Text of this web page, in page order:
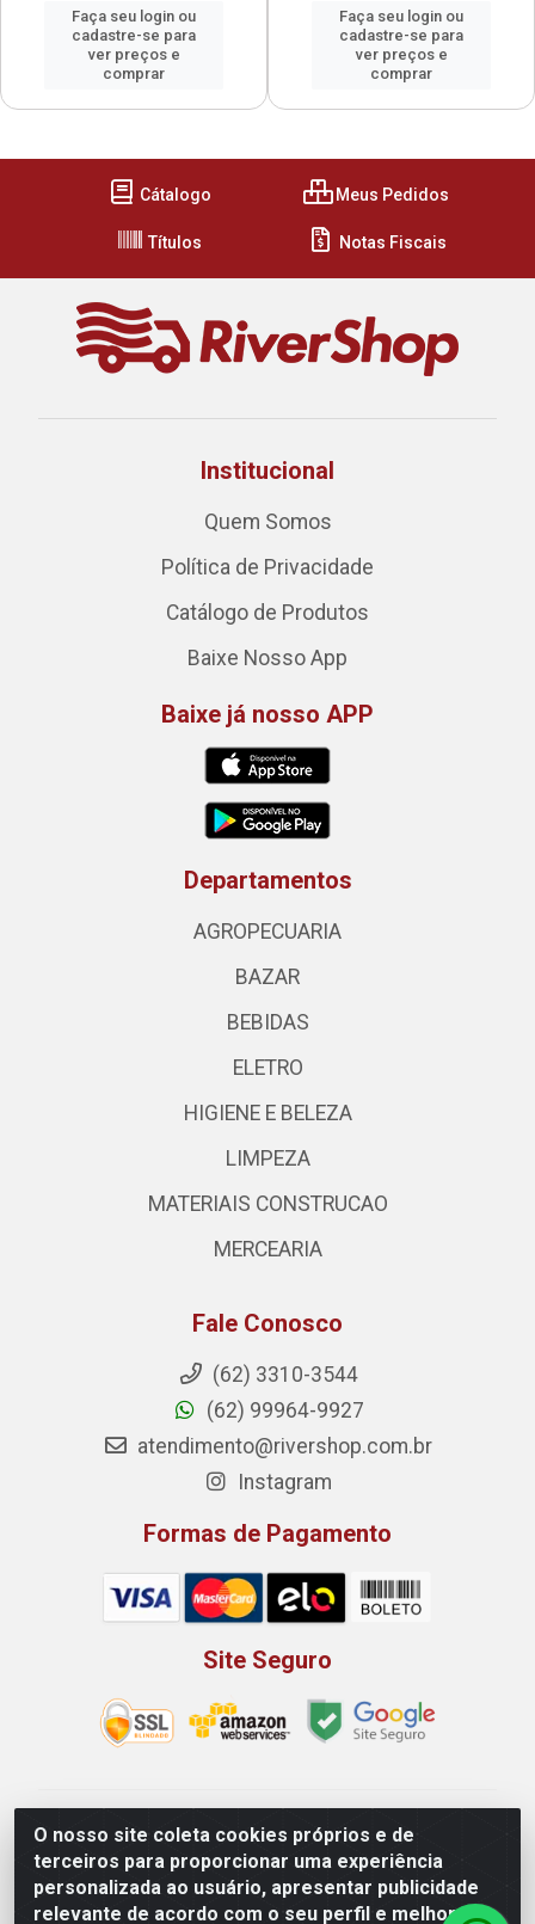
Faça seu login ou
cadastre-se para
ver preços e
comprar
Faça seu login ou
cadastre-se para
ver preços e
comprar
O nosso site coleta cookies próprios e de
terceiros para proporcionar uma experiência
personalizada ao usuário, apresentar publicidade
relevante de acordo com o seu perfil e melhorar a
Cátalogo Meus Pedidos
Títulos Notas Fiscais
Institucional
Quem Somos
Política de Privacidade
Catálogo de Produtos
Baixe Nosso App
Baixe já nosso APP
Departamentos
AGROPECUARIA
BAZAR
BEBIDAS
ELETRO
HIGIENE E BELEZA
LIMPEZA
MATERIAIS CONSTRUCAO
MERCEARIA
Fale Conosco
(62) 3310-3544
(62) 99964-9927
atendimento@rivershop.com.br
Instagram
Formas de Pagamento
Site Seguro
Rio Vermelho Distribuição de Alimentos LTDA - Rodovia
BR, 153, KM 52 N 00 QD 00 LT 16 - Bairro Jardim
Eldorado, Anápolis/GO - CEP 75.045-190 - CNPJ
10.912.900/0002-40